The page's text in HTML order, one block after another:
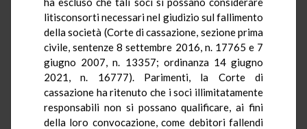
litisconsorti necessari nel giudizio sul fallimento
della società (Corte di cassazione, sezione prima
civile, sentenze 8 settembre 2016, n. 17765 e 7
giugno 2007, n. 13357; ordinanza 14 giugno
2021, n. 16777). Parimenti, la Corte di
cassazione ha ritenuto che i soci illimitatamente
responsabili non si possano qualificare, ai fini
della loro convocazione, come debitori fallendi